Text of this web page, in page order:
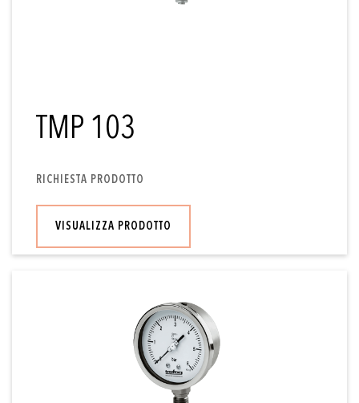
TMP 103
RICHIESTA PRODOTTO
VISUALIZZA PRODOTTO